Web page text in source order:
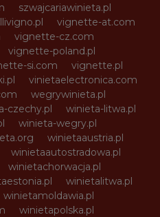
szwajcariawinieta.pl
vignette-at.com
vignette-cz.com
vignette-poland.pl
si.com
vignette.pl
vinietaelectronica.com
wegrywinieta.pl
czechy.pl
winieta-litwa.pl
winieta-wegry.pl
winietaaustria.pl
winietaautostradowa.pl
winietachorwacja.pl
winietalitwa.pl
winietamoldawia.pl
winietapolska.pl